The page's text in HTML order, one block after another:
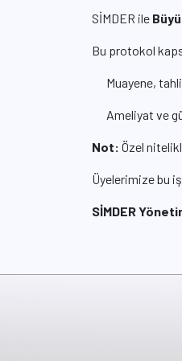
SİMDER ile
Bu protokol
Muayene,
Ameliyat ve
Not: Özel
Üyelerimize bu iş
SİMDER